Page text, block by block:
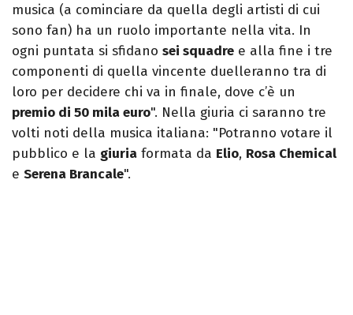
musica (a cominciare da quella degli artisti di cui
sono fan) ha un ruolo importante nella vita. In
ogni puntata si sfidano sei squadre e alla fine i tre
componenti di quella vincente duelleranno tra di
loro per decidere chi va in finale, dove c’è un
premio di 50 mila euro". Nella giuria ci saranno tre
volti noti della musica italiana: "Potranno votare il
pubblico e la giuria formata da Elio, Rosa Chemical
e Serena Brancale".